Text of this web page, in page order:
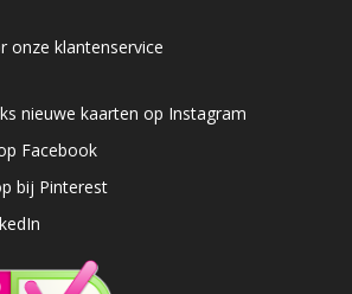
onze klantenservice
nieuwe kaarten op Instagram
Facebook
bij Pinterest